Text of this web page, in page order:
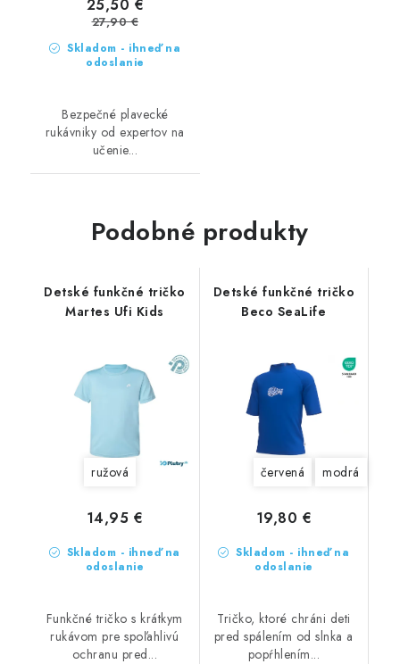
Skladom - ihneď na
odoslanie
25,50 €
27,90 €
Bezpečné plavecké
rukávniky od expertov na
učenie...
Podobné produkty
Detské funkčné tričko
Martes Ufi Kids
ružová
Skladom - ihneď na
odoslanie
14,95 €
Funkčné tričko s krátkym
rukávom pre spoľahlivú
ochranu pred...
Detské funkčné tričko
Beco SeaLife
červená modrá
Skladom - ihneď na
odoslanie
19,80 €
Tričko, ktoré chráni deti
pred spálením od slnka a
popŕhlením...